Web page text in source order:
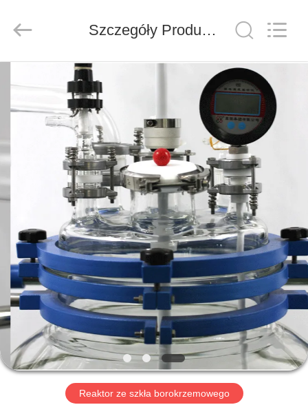
PRODUKTY
O
NAS
WYCIECZKA
PO
FABRYCE
KONTROLA
JAKOŚCI
SKONTAKTUJ
Co.,Ltd.
Szczegóły Produktu
Reaktor ze szkła borokrzemowego